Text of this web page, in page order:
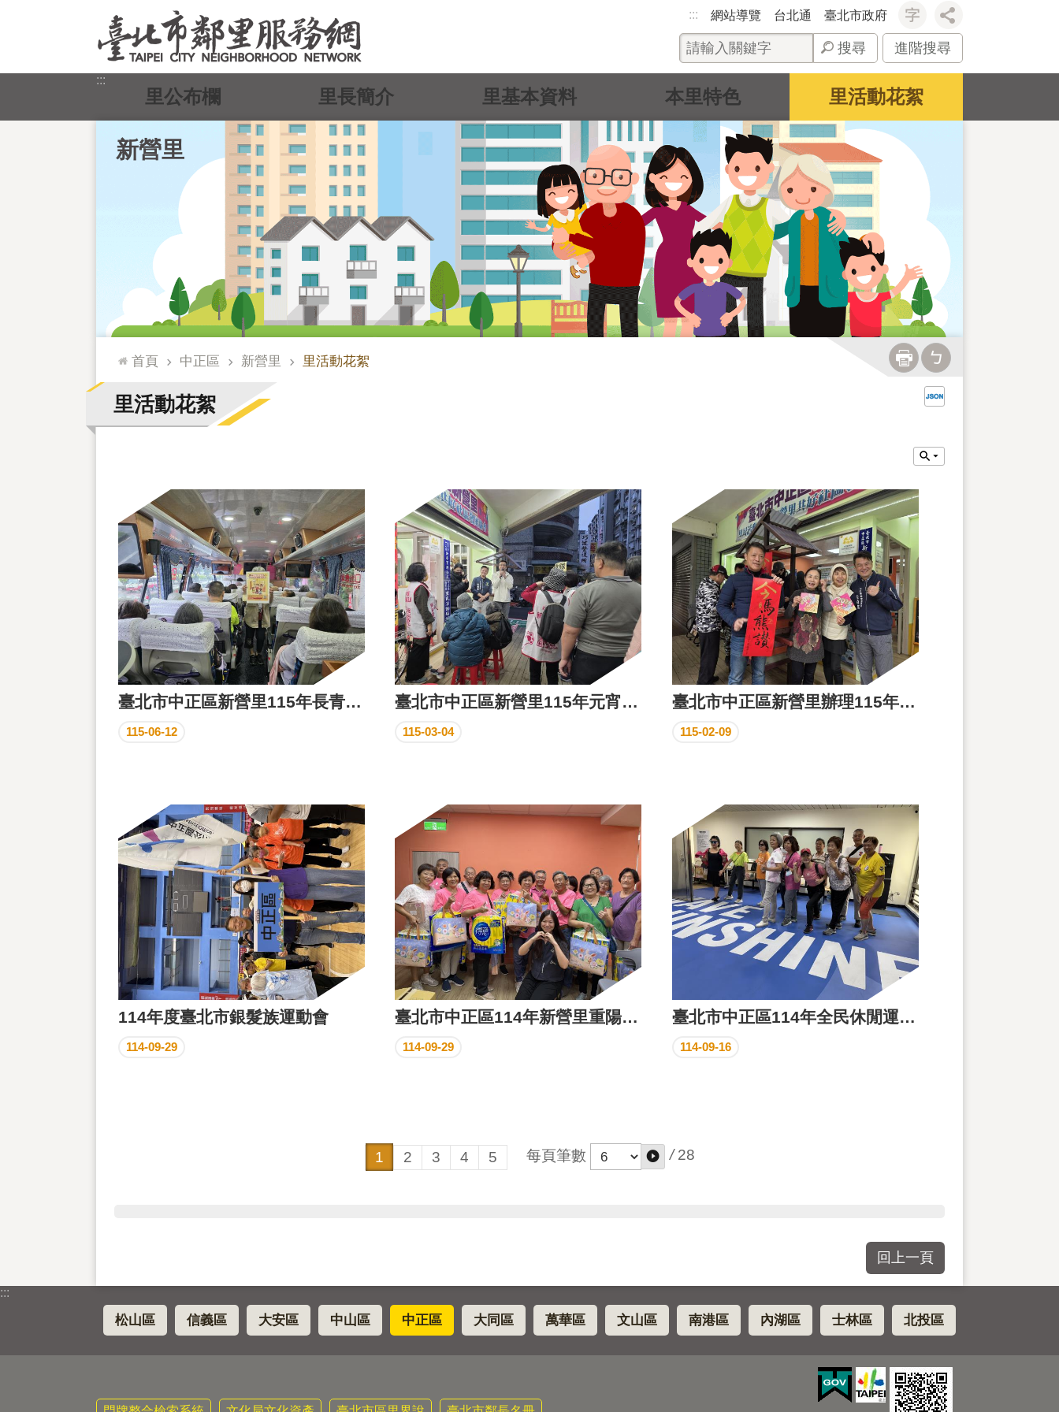
::: 網站導覽 台北通 臺北市政府
搜尋 進階搜尋
:::
新營里
里公布欄 里長簡介 里基本資料 本里特色 里活動花絮
::: 首頁 中正區 新營里 里活動花絮
里活動花絮
臺北市中正區新營里115年長青樂活遊臺北活動
115-06-12
臺北市中正區新營里115年元宵節里民聯誼活動
115-03-04
臺北市中正區新營里辦理115年新春揮毫聯誼活動
115-02-09
114年度臺北市銀髮族運動會
114-09-29
臺北市中正區114年新營里重陽中秋挺環保文化巷子在中正聯誼活動
114-09-29
臺北市中正區114年全民休閒運動推廣基礎體能訓練課程
114-09-16
1 2 3 4 5 每頁筆數 / 28
回上一頁
:::
松山區 信義區 大安區 中山區 中正區 大同區 萬華區 文山區 南港區 內湖區 士林區 北投區